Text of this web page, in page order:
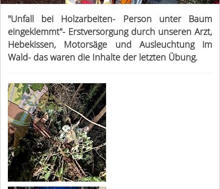
"Unfall bei Holzarbeiten- Person unter Baum
eingeklemmt"- Erstversorgung durch unseren Arzt,
Hebekissen, Motorsäge und Ausleuchtung im
Wald- das waren die Inhalte der letzten Übung.